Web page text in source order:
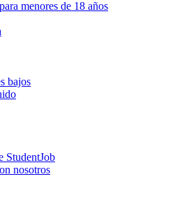
menores de 18 años
bajos
StudentJob
nosotros